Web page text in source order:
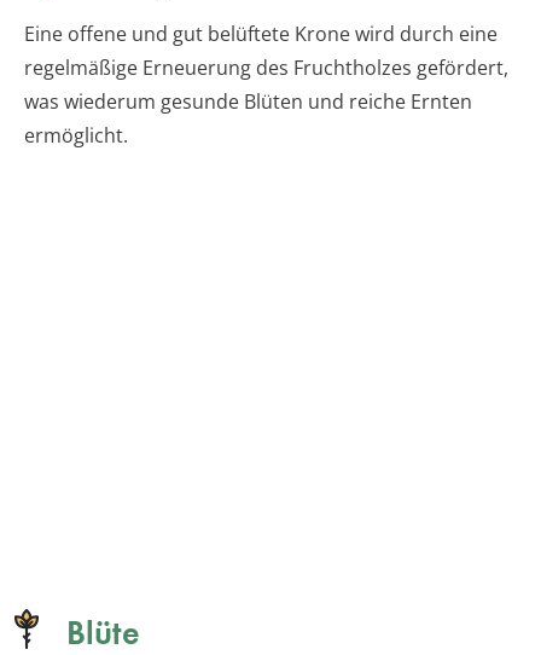
Eine offene und gut belüftete Krone wird durch eine
regelmäßige Erneuerung des Fruchtholzes gefördert,
was wiederum gesunde Blüten und reiche Ernten
ermöglicht.
Blüte